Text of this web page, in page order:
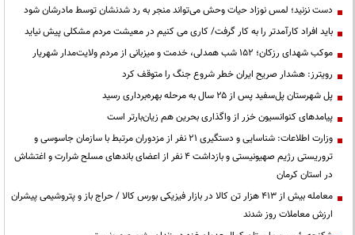
دست نزنید؛ لمس نوزاد حیات وحش می‌تواند منجر به رد شدنشان توسط مادرشان شود
باید افراد کارآمدتر را به کار گرفت/ کاری می کنیم در معیشت مردم مشکلی پیش نیاید
موکب شهدای رزکان؛ ۱۵۲ شب همدلی، خدمت و میزبانی از مردم ولایت‌مدار شهریار
رویترز: هشدار صریح ایران خطر شروع جنگ را متوقف کرد
پل شهرستان پل‌سفید پس از ۲۵ سال به مرحله بهره‌برداری رسید
پیامدهای کنوانسیون خزر از واگذاری بحرین هم زیان‌بارتر است
وزارت اطلاعات: شناسایی و دستگیری ۲۱ نفر از مزدوران مرتبط با سازمان جاسوسی و
تروریستی رژیم صهیونیستی و بازداشت ۴ نفر از اعضای باندهای مسلح شرارت و اغتشاش
در استان کرمان
معامله بیش از ۴۱۳ هزار تن کالا در بازار فیزیکی بورس کالا / حراج باز و پتروشیمی پیشران
ارزش معاملات روز شدند